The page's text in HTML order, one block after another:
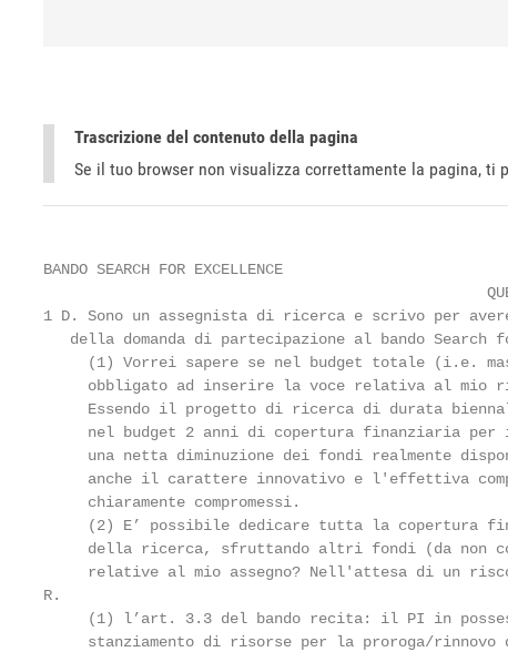
Trascrizione del contenuto della pagina
Se il tuo browser non visualizza correttamente la pagina,
BANDO SEARCH FOR EXCELLENCE
1 D. Sono un assegnista di ricerca e scrivo per
della domanda di partecipazione al bando Search
(1) Vorrei sapere se nel budget totale (i.e.
obbligato ad inserire la voce relativa al mio
Essendo il progetto di ricerca di durata
nel budget 2 anni di copertura finanziaria
una netta diminuzione dei fondi realmente
anche il carattere innovativo e l'effettiva
     chiaramente compromessi.
(2) E’ possibile dedicare tutta la copertura
della ricerca, sfruttando altri fondi (da non
relative al mio assegno? Nell'attesa di un
R.
(1) l’art. 3.3 del bando recita: il PI in
stanziamento di risorse per la proroga/